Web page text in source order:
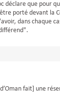
que pour
porté devant la
dans chaque
fait] une